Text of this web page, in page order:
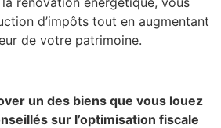
d’impôts tout en augmentant
de votre patrimoine.
un des biens que vous louez
sur l’optimisation fiscale